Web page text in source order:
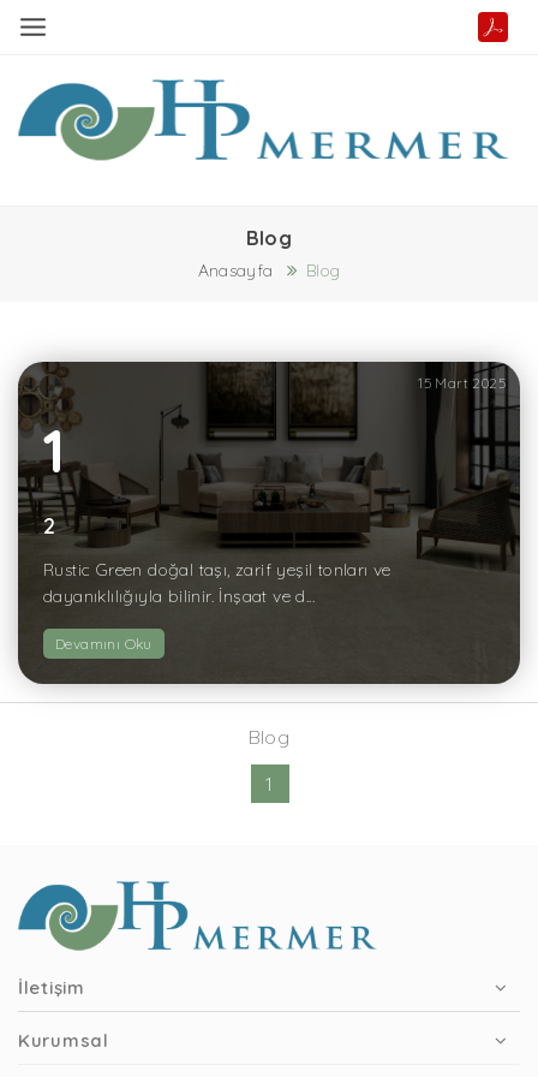
Blog
Anasayfa Blog
1
2
Rustic Green doğal taşı, zarif yeşil tonları ve
dayanıklılığıyla bilinir. İnşaat ve d...
15 Mart 2025
Devamını Oku
Blog
1
İletişim
Kurumsal